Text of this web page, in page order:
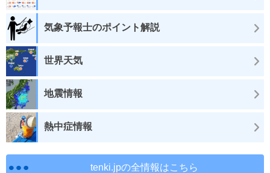
気象予報士のポイント解説
世界天気
地震情報
熱中症情報
tenki.jpの全情報はこちら